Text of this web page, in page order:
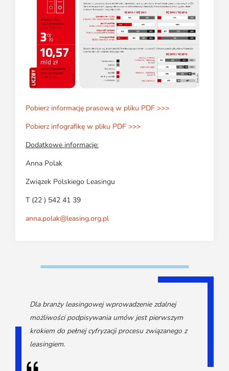
Pobierz informację prasową w pliku PDF >>>
Pobierz infografikę w pliku PDF >>>
Dodatkowe informacje:
Anna Polak
Związek Polskiego Leasingu
T (22 ) 542 41 39
anna.polak@leasing.org.pl
Dla branży leasingowej wprowadzenie zdalnej
możliwości podpisywania umów jest pierwszym
krokiem do pełnej cyfryzacji procesu związanego z
leasingiem.